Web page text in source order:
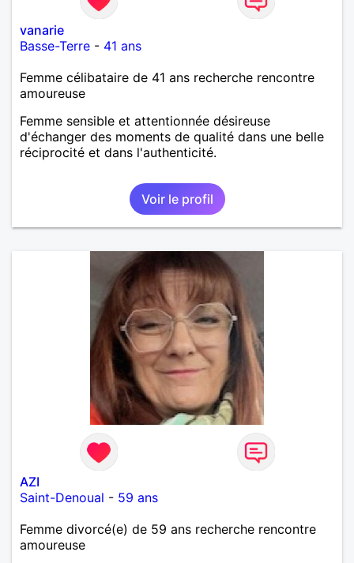
vanarie
Basse-Terre - 41 ans
Femme célibataire de 41 ans recherche rencontre
amoureuse
Femme sensible et attentionnée désireuse
d'échanger des moments de qualité dans une belle
réciprocité et dans l'authenticité.
Voir le profil
AZI
Saint-Denoual - 59 ans
Femme divorcé(e) de 59 ans recherche rencontre
amoureuse